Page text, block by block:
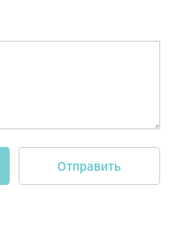
Отправить